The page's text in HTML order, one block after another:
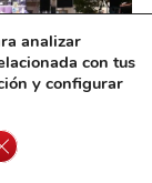
analizar
con tus
y configurar
Cerrar el banner de